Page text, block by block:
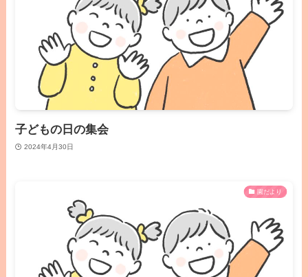
子どもの日の集会
2024年4月30日
園だより